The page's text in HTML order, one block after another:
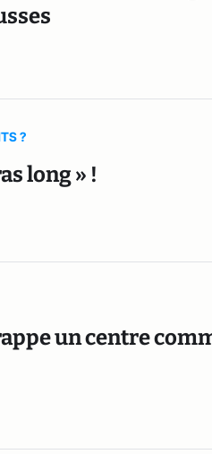
?
long » !
un centre